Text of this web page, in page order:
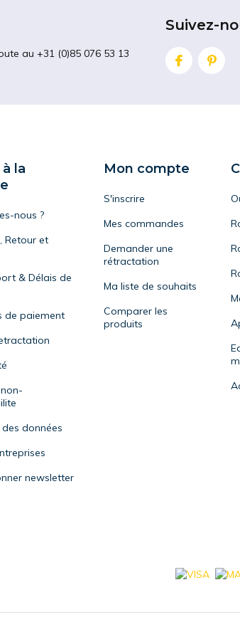
au +31 (0)85 076 53 13
Suivez-
la
nous ?
Retour et
& Délais de
de paiement
données
newsletter
Mon compte
S'inscrire
Mes commandes
Demander une
rétractation
Ma liste de souhaits
Comparer les
produits